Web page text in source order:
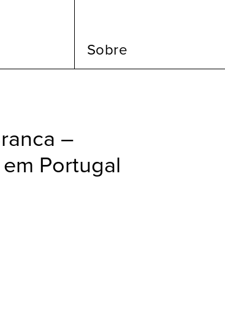
Sobre
–
Portugal